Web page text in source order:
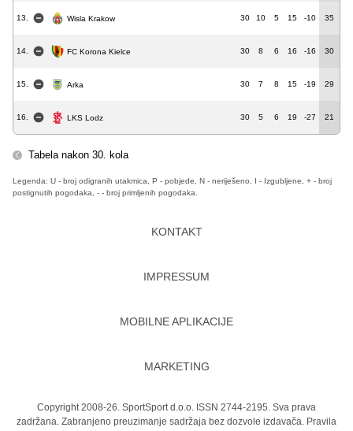
13. Wisla Krakow 30 10 5 15 -10 35
14. FC Korona Kielce 30 8 6 16 -16 30
15. Arka 30 7 8 15 -19 29
16. LKS Lodz 30 5 6 19 -27 21
Tabela nakon 30. kola
Legenda: U - broj odigranih utakmica, P - pobjede, N - neriješeno, I - Izgubljene, + - broj
postignutih pogodaka, - - broj primljenih pogodaka.
KONTAKT
IMPRESSUM
MOBILNE APLIKACIJE
MARKETING
Copyright 2008-26. SportSport d.o.o. ISSN 2744-2195. Sva prava
zadržana. Zabranjeno preuzimanje sadržaja bez dozvole izdavača. Pravila